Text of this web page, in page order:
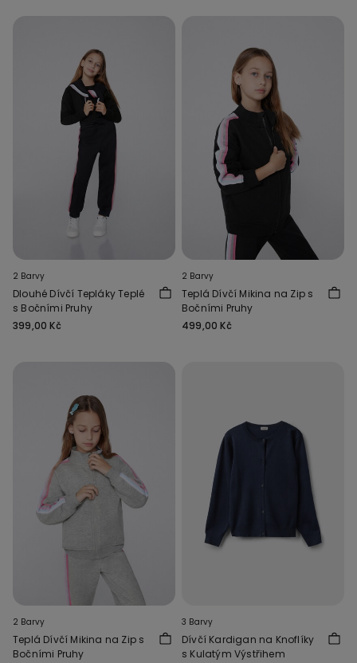
2 Barvy
Dlouhé Dívčí Tepláky Teplé
s Bočními Pruhy
399,00 Kč
2 Barvy
Teplá Dívčí Mikina na Zip s
Bočními Pruhy
499,00 Kč
2 Barvy
Teplá Dívčí Mikina na Zip s
Bočními Pruhy
3 Barvy
Dívčí Kardigan na Knoflíky
s Kulatým Výstřihem